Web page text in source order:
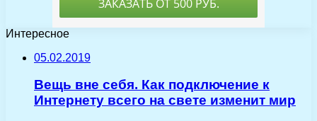
Интересное
05.02.2019
Вещь вне себя. Как подключение к
Интернету всего на свете изменит мир